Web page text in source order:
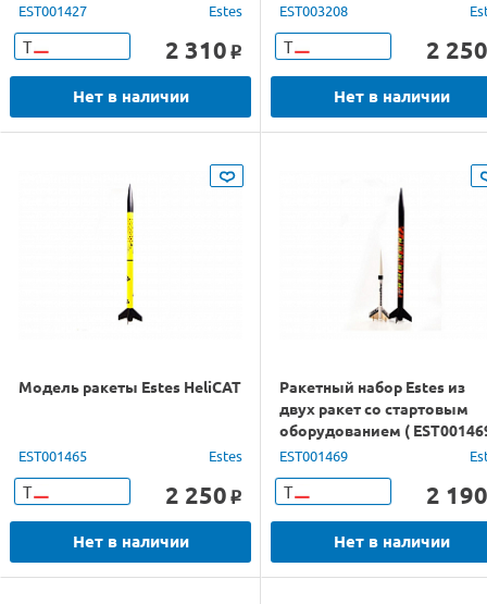
EST001427 Estes
Т 2 310 o
Нет в наличии
EST003208
Т 2 250
Нет в наличии
Модель ракеты Estes HeliCAT
EST001465 Estes
Т 2 250 o
Нет в наличии
Ракетный набор Estes из
двух ракет со стартовым
оборудованием (
EST001469
Т 2 190
Нет в наличии